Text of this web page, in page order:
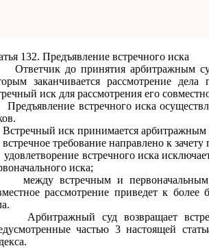
132. Предъявление встречного иска
до принятия арбитражным
заканчивается рассмотрение
иск для рассмотрения его
встречного иска
иск принимается арбитражным
требование направлено к зачету
встречного иска
иска;
встречным и первоначальным
рассмотрение приведет к
суд возвращает
частью 3 настоящей